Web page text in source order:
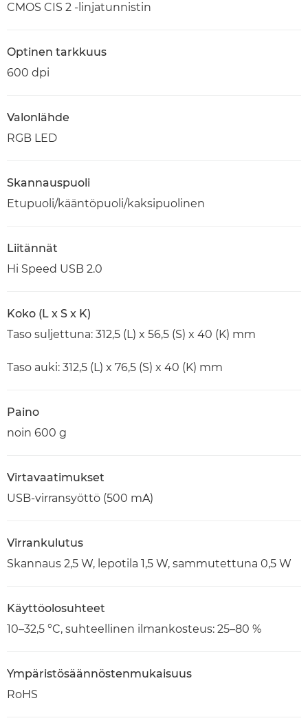
CMOS CIS 2 -linjatunnistin
Optinen tarkkuus
600 dpi
Valonlähde
RGB LED
Skannauspuoli
Etupuoli/kääntöpuoli/kaksipuolinen
Liitännät
Hi Speed USB 2.0
Koko (L x S x K)
Taso suljettuna: 312,5 (L) x 56,5 (S) x 40 (K) mm
Taso auki: 312,5 (L) x 76,5 (S) x 40 (K) mm
Paino
noin 600 g
Virtavaatimukset
USB-virransyöttö (500 mA)
Virrankulutus
Skannaus 2,5 W, lepotila 1,5 W, sammutettuna 0,5 W
Käyttöolosuhteet
10–32,5 °C, suhteellinen ilmankosteus: 25–80 %
Ympäristösäännöstenmukaisuus
RoHS